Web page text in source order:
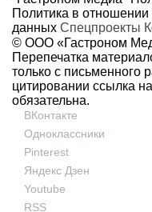
Политика в
данных Спецпроекты
© ООО «Гастроном
Перепечатка
только с письменного
цитировании ссылка на
обязательна.
ВКонтакте
Одноклассники
Pinterest
Яндекс Дзен
Youtube
RSS